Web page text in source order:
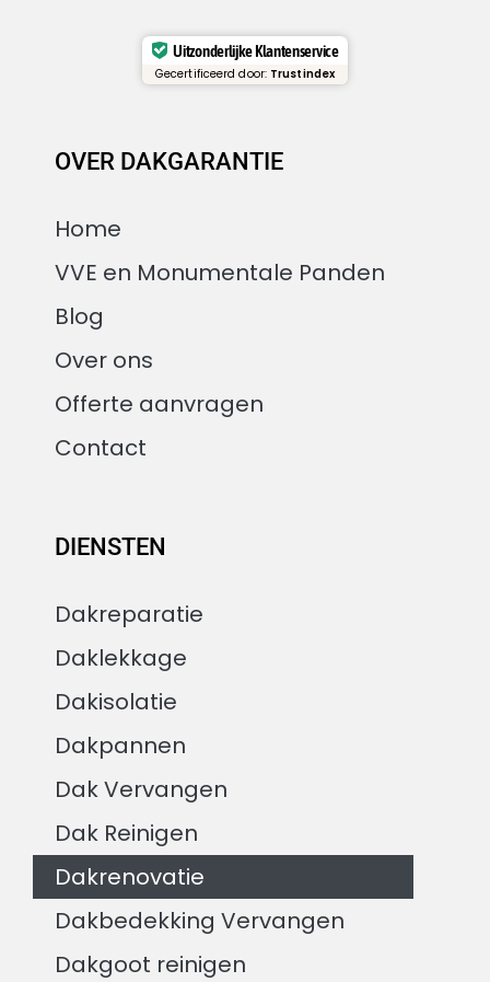
Uitzonderlijke Klantenservice
Gecertificeerd door: Trustindex
OVER DAKGARANTIE
Home
VVE en Monumentale Panden
Blog
Over ons
Offerte aanvragen
Contact
DIENSTEN
Dakreparatie
Daklekkage
Dakisolatie
Dakpannen
Dak Vervangen
Dak Reinigen
Dakrenovatie
Dakbedekking Vervangen
Dakgoot reinigen